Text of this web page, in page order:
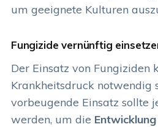
um geeignete Kulturen
Fungizide vernünftig
Der Einsatz von Fungiziden
Krankheitsdruck notwendig
vorbeugende Einsatz sollte
werden, um die